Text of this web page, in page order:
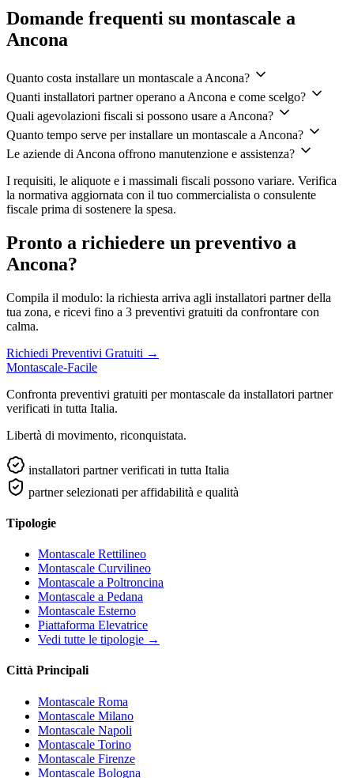
Domande frequenti su montascale a
Ancona
Quanto costa installare un montascale a Ancona?
Quanti installatori partner operano a Ancona e come scelgo?
Quali agevolazioni fiscali si possono usare a Ancona?
Quanto tempo serve per installare un montascale a Ancona?
Le aziende di Ancona offrono manutenzione e assistenza?
I requisiti, le aliquote e i massimali fiscali possono variare. Verifica
la normativa aggiornata con il tuo commercialista o consulente
fiscale prima di sostenere la spesa.
Pronto a richiedere un preventivo a
Ancona?
Compila il modulo: la richiesta arriva agli installatori partner della
tua zona, e ricevi fino a 3 preventivi gratuiti da confrontare con
calma.
Richiedi Preventivi Gratuiti →
Montascale-Facile
Confronta preventivi gratuiti per montascale da installatori partner
verificati in tutta Italia.
Libertà di movimento, riconquistata.
installatori partner verificati in tutta Italia
partner selezionati per affidabilità e qualità
Tipologie
Montascale Rettilineo
Montascale Curvilineo
Montascale a Poltroncina
Montascale a Pedana
Montascale Esterno
Piattaforma Elevatrice
Vedi tutte le tipologie →
Città Principali
Montascale Roma
Montascale Milano
Montascale Napoli
Montascale Torino
Montascale Firenze
Montascale Bologna